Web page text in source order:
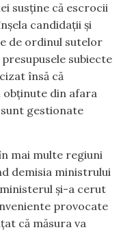
susține că escrocii
candidații și
de ordinul sutelor
subiecte
însă că
din afara
gestionate
mai multe regiuni
demisia ministrului
și-a cerut
provocate
că măsura va